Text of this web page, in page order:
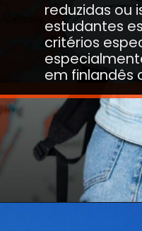
reduzidas ou
estudantes
critérios
em finlandês